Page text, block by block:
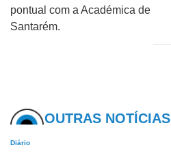
pontual com a Académica de
Santarém.
OUTRAS NOTÍCIAS
Diário